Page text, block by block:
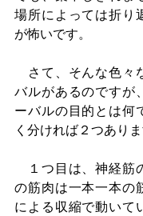
場所によっては折り
が怖いです。
さて、そんな色々
バルがあるのですが
ーバルの目的とは何
く分ければ２つありま
１つ目は、神経筋
の筋肉は一本一本の
による収縮で動いて